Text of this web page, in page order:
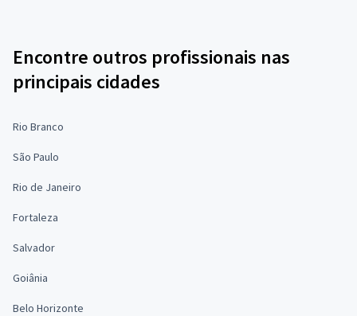
Encontre outros profissionais nas
principais cidades
Rio Branco
São Paulo
Rio de Janeiro
Fortaleza
Salvador
Goiânia
Belo Horizonte